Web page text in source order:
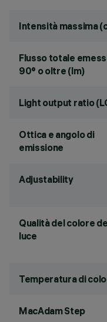
Intensità massima
Flusso totale
90° o oltre (lm)
Light output ratio
Ottica e angolo di
emissione
Adjustability
Qualità del colore
luce
Temperatura di
MacAdam Step